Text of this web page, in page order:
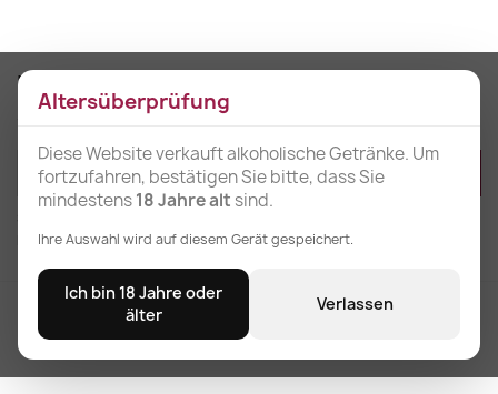
Altersüberprüfung
Diese Website verkauft alkoholische Getränke. Um
fortzufahren, bestätigen Sie bitte, dass Sie
mindestens18 Jahre alt sind.
Ihre Auswahl wird auf diesem Gerät gespeichert.
Ich bin 18 Jahre oder
älter
Verlassen
Erhalten Sie unsere Neuigkeiten und
Sonderangebote
Kontaktinformationen finden Sie u. a. in der Datenschutzerklärung.
Kostenloser Versand
für Bestellungen über 3 Einheiten